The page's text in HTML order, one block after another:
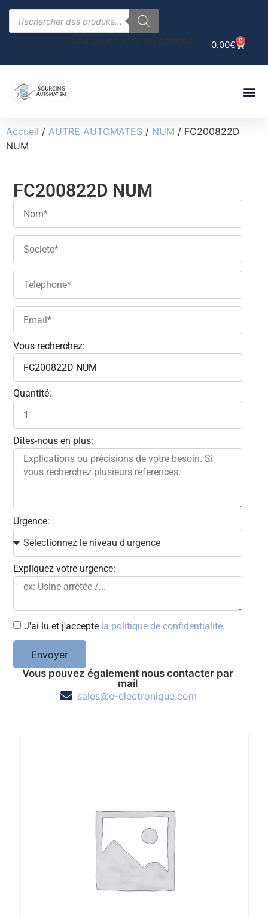
0.00€ 0
[bouton_connexion_compte]
Accueil / AUTRE AUTOMATES / NUM / FC200822D
NUM
FC200822D NUM
Vous recherchez:
Quantité:
Dites-nous en plus:
Urgence:
Expliquez votre urgence:
J'ai lu et j'accepte la politique de confidentialité.
Envoyer
Vous pouvez également nous contacter par
mail
sales@e-electronique.com